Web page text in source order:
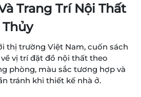
Trang Trí Nội Thất
thị trường Việt Nam, cuốn sách
vị trí đặt đồ nội thất theo
phòng, màu sắc tương hợp và
tránh khi thiết kế nhà ở.